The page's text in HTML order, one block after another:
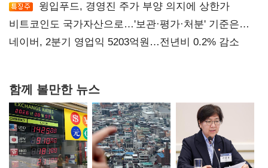
윙입푸드, 경영진 주가 부양 의지에 상한가
비트코인도 국가자산으로…'보관·평가·처분' 기준은
숙제
네이버, 2분기 영업익 5203억원…전년비 0.2% 감소
함께 볼만한 뉴스